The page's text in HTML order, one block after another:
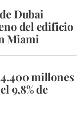
Dubai
del edificio
Miami
millones
9,8% de